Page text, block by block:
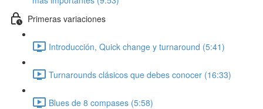
Primeras variaciones
Introducción, Quick change y turnaround (5:41)
Turnarounds clásicos que debes conocer (16:33)
Blues de 8 compases (5:58)